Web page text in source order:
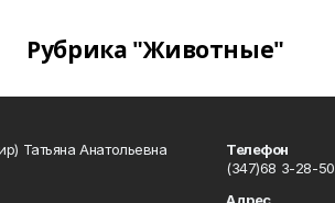
Рубрика "Животные"
Татьяна Анатольевна
Телефон
(347)68 3-28-50